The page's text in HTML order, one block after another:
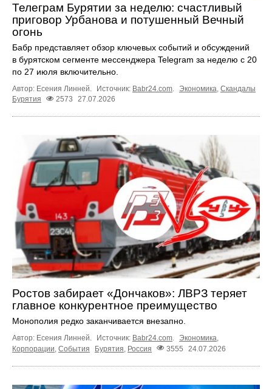
Телеграм Бурятии за неделю: счастливый
приговор Урбанова и потушенный Вечный
огонь
Бабр представляет обзор ключевых событий и обсуждений
в бурятском сегменте мессенджера Telegram за неделю с 20
по 27 июля включительно.
Автор: Есения Линней. Источник: Babr24.com Экономика Скандалы
Бурятия
2573 27.07.2026
Ростов забирает «Дончаков»: ЛВРЗ теряет
главное конкурентное преимущество
Монополия редко заканчивается внезапно.
Автор: Есения Линней. Источник: Babr24.com. Экономика,
Корпорации События Бурятия Россия 3555 24.07.2026